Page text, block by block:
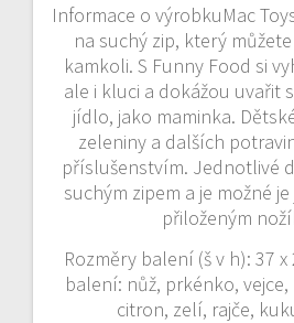
Informace o výrobkuMac
na suchý zip, který
kamkoli. S Funny Food si
ale i kluci a dokážou uvařit
jídlo, jako maminka.
zeleniny a dalších
příslušenstvím. Jednotlivé
suchým zipem a je možné
přiloženým
Rozměry balení (š v h): 37 x
balení: nůž, prkénko,
citron, zelí, rajče,